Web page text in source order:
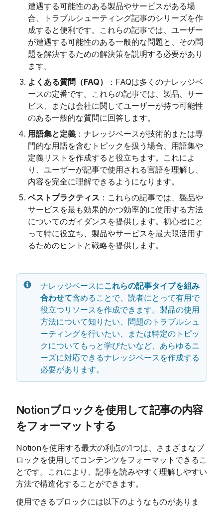
遭遇する可能性のある製品やサービスがある場
合、トラブルシューティング記事のシリーズを作
成すると便利です。これらの記事では、ユーザー
が遭遇する可能性のある一般的な問題と、その問
題を解決するための解決策を説明する必要があり
ます。
よくある質問（FAQ）
：FAQは多くのナレッジベ
ースの定番です。これらの記事では、製品、サー
ビス、または会社に関してユーザーが持つ可能性
のある一般的な質問に回答します。
用語集と定義 ：ナレッジベースが技術的または専
門的な用語を含むトピックを扱う場合、用語集や
定義リストを作成すると役立ちます。これによ
り、ユーザーが記事で使用される言語を理解し、
内容を完全に理解できるようになります。
ベストプラクティス ：これらの記事では、製品や
サービスを最も効果的かつ効率的に使用する方法
についてのガイダンスを提供します。初心者にと
って特に役立ち、製品やサービスを最大限活用す
るためのヒントと戦略を提供します。
ナレッジベースにこれらの記事タイプを組み
合わせて含めることで、読者にとって有用で
役立つリソースを作成できます。製品の使用
方法について知りたい、問題のトラブルシュ
ーティングを行いたい、または特定のトピッ
クについてもっと学びたいなど、あらゆるニ
ーズに対応できるナレッジベースを作成する
必要があります。
Notionブロックを使用して記事の内容
をフォーマットする
Notionを使用する最大の利点の1つは、さまざまなブ
ロックを使用してコンテンツをフォーマットできるこ
とです。これにより、記事を読みやすく理解しやすい
方法で構造化することができます。
使用できるブロックには以下のようなものがありま